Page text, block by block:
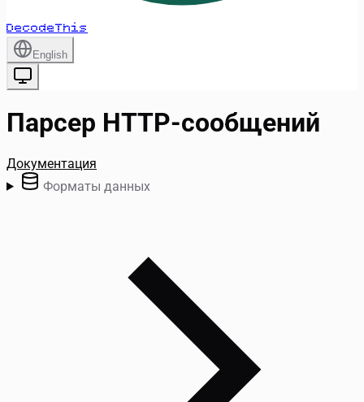
DecodeThis
English
Парсер HTTP-сообщений
Документация
Форматы данных